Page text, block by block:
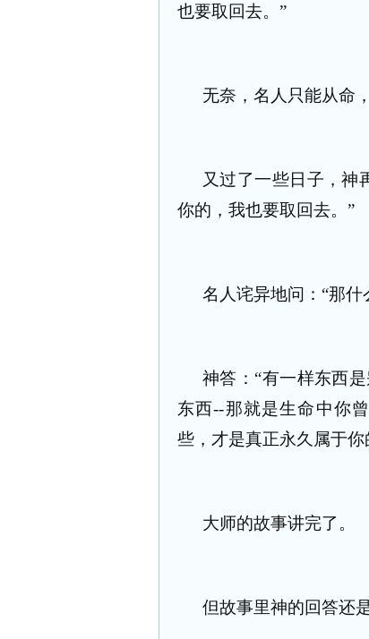
也要取回去。”
无奈，名人只能从命
又过了一些日子，神
你的，我也要取回去。”
名人诧异地问：“那
神答：“有一样东西
东西--那就是生命中你
些，才是真正永久属于你
大师的故事讲完了。
但故事里神的回答还